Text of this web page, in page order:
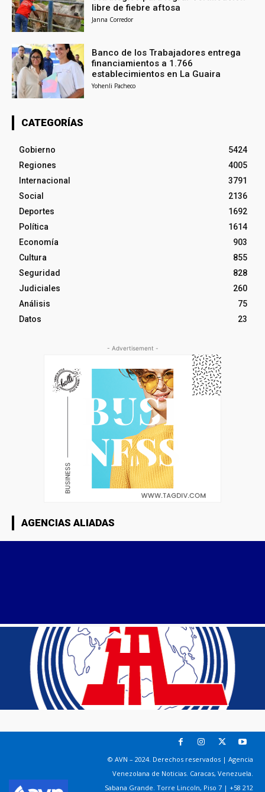
libre de fiebre aftosa
Janna Corredor
Banco de los Trabajadores entrega
financiamientos a 1.766
establecimientos en La Guaira
Yohenli Pacheco
CATEGORÍAS
Gobierno
5424
Regiones
4005
Internacional
3791
Social
2136
Deportes
1692
Política
1614
Economía
903
Cultura
855
Seguridad
828
Judiciales
260
Análisis
75
Datos
23
- Advertisement -
AGENCIAS ALIADAS
© AVN – 2024. Derechos reservados | Agencia
Venezolana de Noticias. Caracas, Venezuela.
Sabana Grande. Torre Lincoln, Piso 7 | +58 212